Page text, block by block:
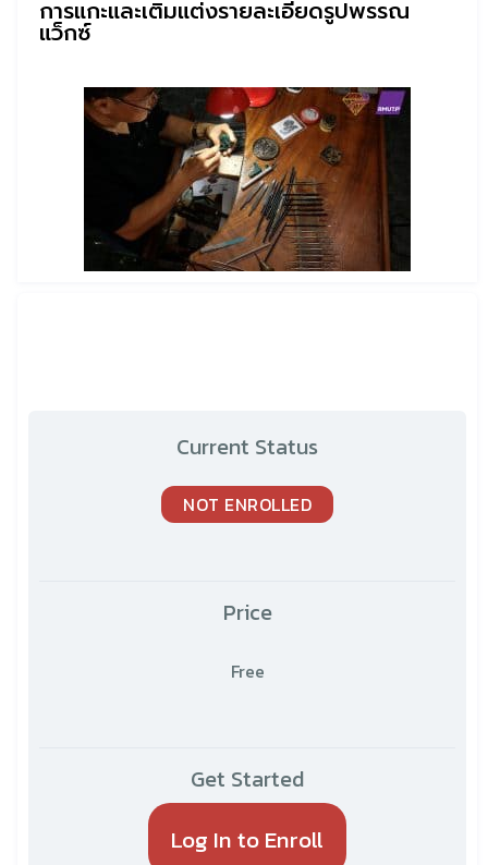
การแกะและเติมแต่งรายละเอียดรูปพรรณ
แว็กซ์
Current Status
NOT ENROLLED
Price
Free
Get Started
Log In to Enroll